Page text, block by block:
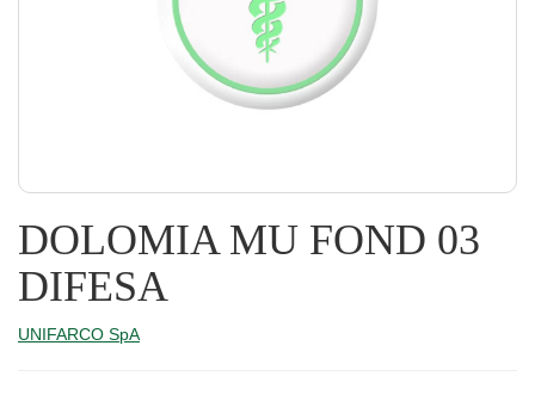
DOLOMIA MU FOND 03
DIFESA
UNIFARCO SpA